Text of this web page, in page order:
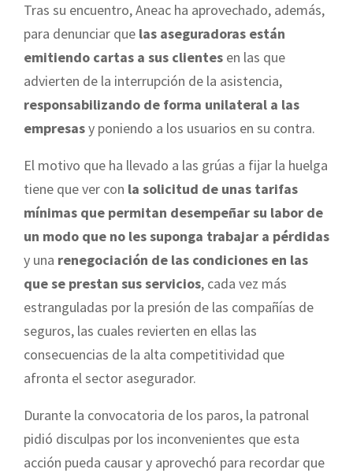
Tras su encuentro, Aneac ha aprovechado, además,
para denunciar que las aseguradoras están
emitiendo cartas a sus clientes en las que
advierten de la interrupción de la asistencia,
responsabilizando de forma unilateral a las
empresasy poniendo a los usuarios en su contra.
El motivo que ha llevado a las grúas a fijar la huelga
tiene que ver con la solicitud de unas tarifas
mínimas que permitan desempeñar su labor de
un modo que no les suponga trabajar a pérdidas
y una renegociación de las condiciones en las
que se prestan sus servicios, cada vez más
estranguladas por la presión de las compañías de
seguros, las cuales revierten en ellas las
consecuencias de la alta competitividad que
afronta el sector asegurador.
Durante la convocatoria de los paros, la patronal
pidió disculpas por los inconvenientes que esta
acción pueda causar y aprovechó para recordar que